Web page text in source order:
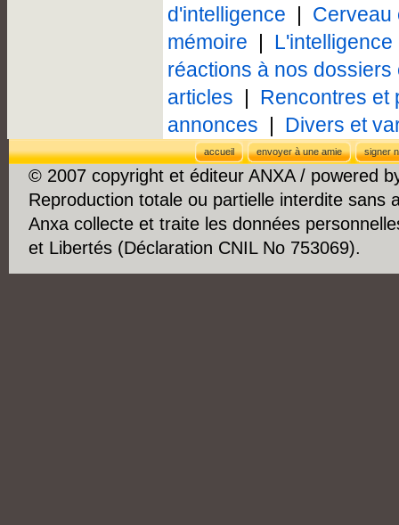
d'intelligence
Cerveau
mémoire
réactions à nos dossiers
articles
Rencontres et
annonces
Divers et
accueil envoyer à une amie signer
© 2007 copyright et éditeur ANXA / powered
Reproduction totale ou partielle interdite sans
Anxa collecte et traite les données
et Libertés (Déclaration CNIL No 753069).